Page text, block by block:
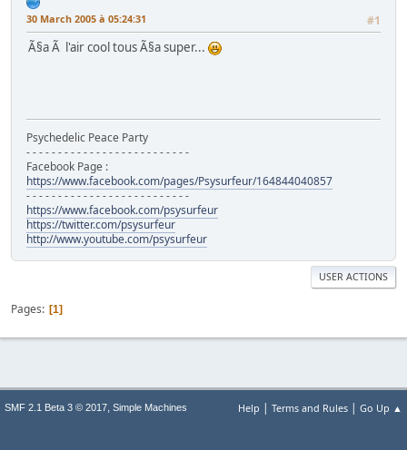
30 March 2005 à 05:24:31 #1
Ã§a Ã l'air cool tous Ã§a super...
Psychedelic Peace Party
- - - - - - - - - - - - - - - - - - - - - - - - - -
Facebook Page :
https://www.facebook.com/pages/Psysurfeur/164844040857
- - - - - - - - - - - - - - - - - - - - - - - - - -
https://www.facebook.com/psysurfeur
https://twitter.com/psysurfeur
http://www.youtube.com/psysurfeur
USER ACTIONS
Pages 1
Help | Terms and Rules | Go Up ▲
SMF 2.1 Beta 3 © 2017, Simple Machines